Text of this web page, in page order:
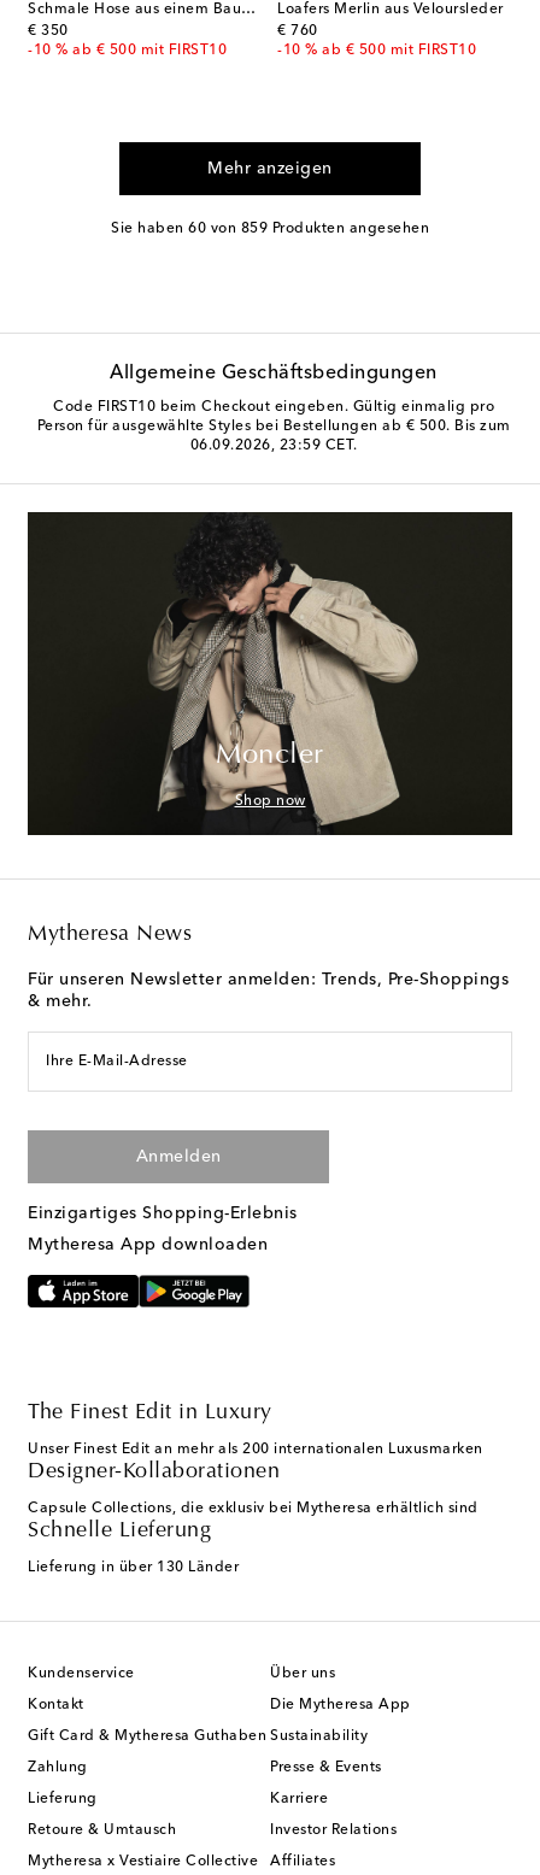
Schmale Hose aus einem Baumwollgemisch
€ 350
original price
-10 % ab € 500 mit FIRST10
Loafers Merlin aus Veloursleder
€ 760
original price
-10 % ab € 500 mit FIRST10
Mehr anzeigen
Sie haben 60 von 859 Produkten angesehen
Allgemeine Geschäftsbedingungen
Code FIRST10 beim Checkout eingeben. Gültig einmalig pro
Person für ausgewählte Styles bei Bestellungen ab € 500. Bis zum
06.09.2026, 23:59 CET.
Moncler
Shop now
Mytheresa News
Für unseren Newsletter anmelden: Trends, Pre-Shoppings
& mehr.
Ihre E-Mail-Adresse
Anmelden
Einzigartiges Shopping-Erlebnis
Mytheresa App downloaden
The Finest Edit in Luxury
Unser Finest Edit an mehr als 200 internationalen Luxusmarken
Designer-Kollaborationen
Capsule Collections, die exklusiv bei Mytheresa erhältlich sind
Schnelle Lieferung
Lieferung in über 130 Länder
Kundenservice
Kontakt
Gift Card & Mytheresa Guthaben
Zahlung
Lieferung
Retoure & Umtausch
Mytheresa x Vestiaire Collective
Über uns
Die Mytheresa App
Sustainability
Presse & Events
Karriere
Investor Relations
Affiliates